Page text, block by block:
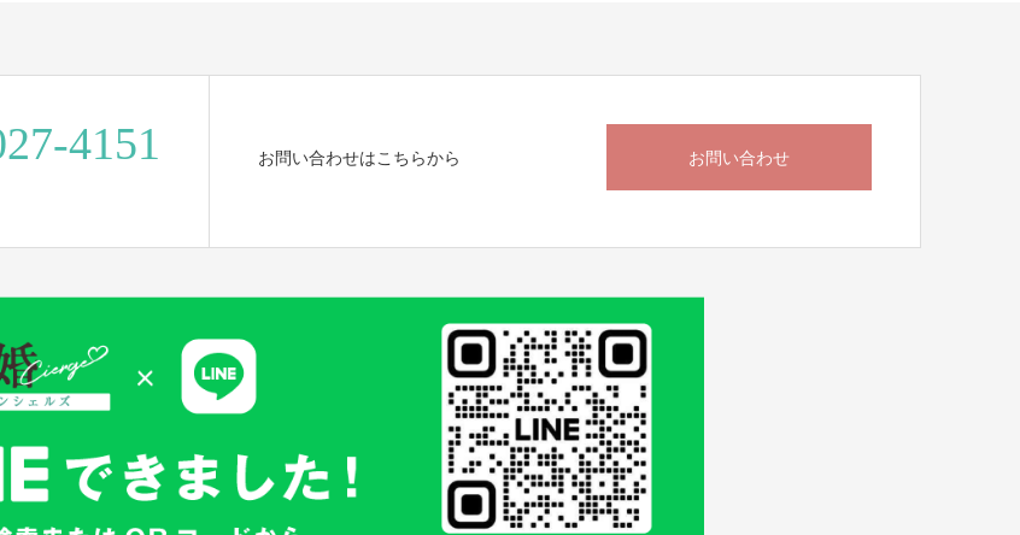
4151 お問い合わせはこちらから お問い合わせ